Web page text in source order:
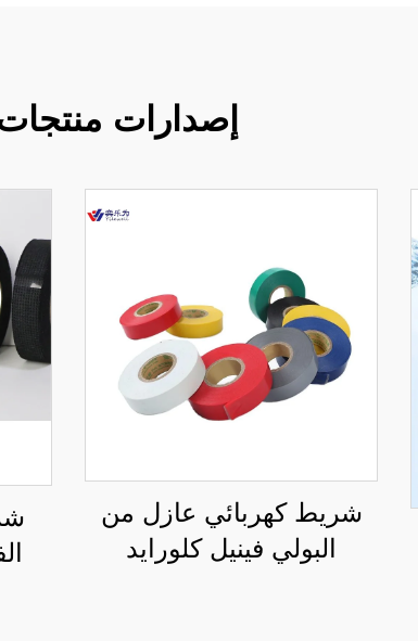
إصدارات
شريط كهربائي عازل من
البولي فينيل كلورايد